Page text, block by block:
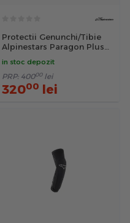
Protectii Genunchi/Tibie
Alpinestars Paragon Plus
in stoc depozit
PRP: 40000 lei
32000 lei